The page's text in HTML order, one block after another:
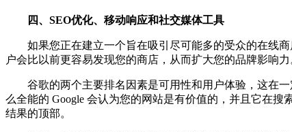
四、SEO优化、移动响应和社交媒体工具
如果您正在建立一个旨在吸引尽可能多的受众的在线商
户会比以前更容易发现您的商店，从而扩大您的品牌影响力
谷歌的两个主要排名因素是可用性和用户体验，这在一
么全能的 Google 会认为您的网站是有价值的，并且它在
结果的顶部。